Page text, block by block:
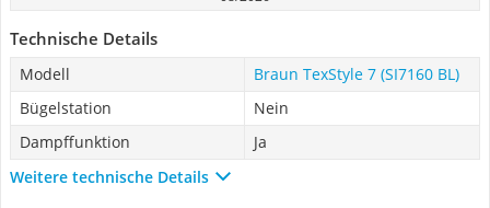
Technische Details
Modell
Braun TexStyle 7 (SI7160 BL)
Bügelstation
Nein
Dampffunktion
Ja
Weitere technische Details